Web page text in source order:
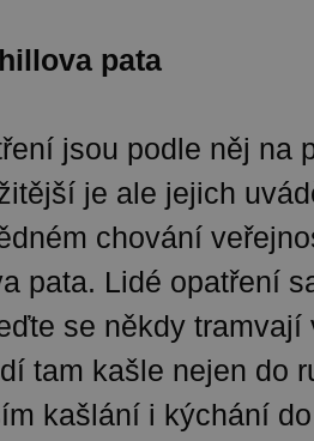
pata
jsou podle něj na
je ale jejich
chování
pata. Lidé opatření
se někdy
tam kašle nejen do
kašlání i kýchání